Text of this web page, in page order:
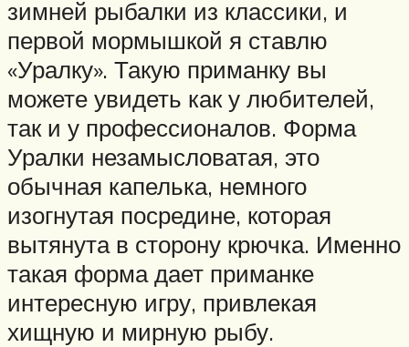
зимней рыбалки из классики, и
первой мормышкой я ставлю
«Уралку». Такую приманку вы
можете увидеть как у любителей,
так и у профессионалов. Форма
Уралки незамысловатая, это
обычная капелька, немного
изогнутая посредине, которая
вытянута в сторону крючка. Именно
такая форма дает приманке
интересную игру, привлекая
хищную и мирную рыбу.